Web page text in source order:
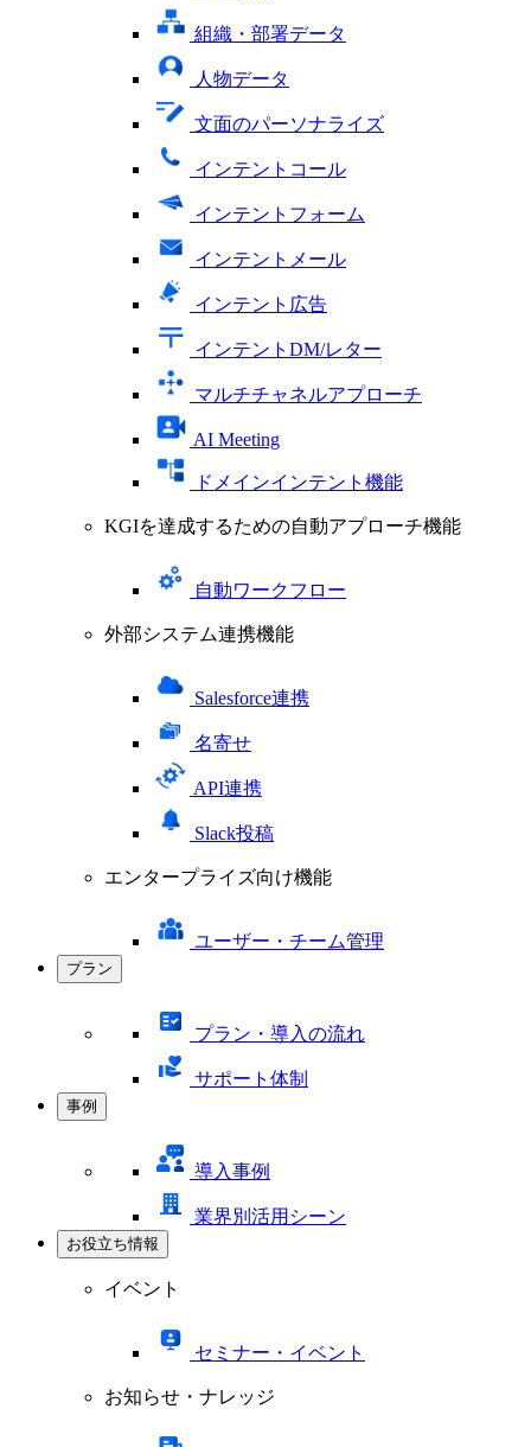
組織・部署データ
人物データ
文面のパーソナライズ
インテントコール
インテントフォーム
インテントメール
インテント広告
インテントDM/レター
マルチチャネルアプローチ
AI Meeting
ドメインインテント機能
KGIを達成するための自動アプローチ機能
自動ワークフロー
外部システム連携機能
Salesforce連携
名寄せ
API連携
Slack投稿
エンタープライズ向け機能
ユーザー・チーム管理
プラン
プラン・導入の流れ
サポート体制
事例
導入事例
業界別活用シーン
お役立ち情報
イベント
セミナー・イベント
お知らせ・ナレッジ